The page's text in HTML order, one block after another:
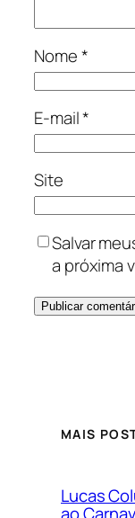
Nome*
E-mail*
Site
Salvar
a próxima
MAIS
Lucas
ao